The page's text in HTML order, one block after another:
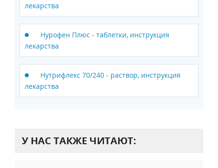
лекарства
Нурофен Плюс - таблетки, инструкция
лекарства
Нутрифлекс 70/240 - раствор, инструкция
лекарства
У НАС ТАКЖЕ ЧИТАЮТ: